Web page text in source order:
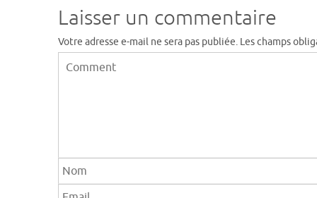
Laisser un commentaire
Votre adresse e-mail ne sera pas publiée. Les champs